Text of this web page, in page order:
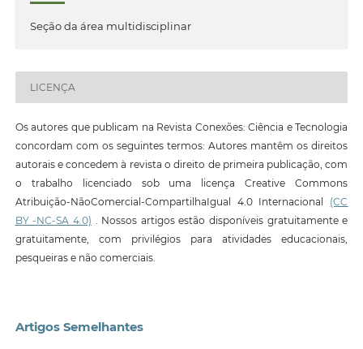
Seção da área multidisciplinar
LICENÇA
Os autores que publicam na Revista Conexões: Ciência e Tecnologia
concordam com os seguintes termos: Autores mantêm os direitos
autorais e concedem à revista o direito de primeira publicação, com
o trabalho licenciado sob uma licença Creative Commons
Atribuição-NãoComercial-CompartilhaIgual 4.0 Internacional (CC
BY -NC-SA 4.0) . Nossos artigos estão disponíveis gratuitamente e
gratuitamente, com privilégios para atividades educacionais,
pesqueiras e não comerciais.
Artigos Semelhantes